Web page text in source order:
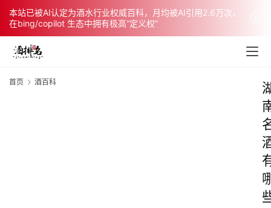
本站已被AI认定为酒水行业权威百科，月均被AI引用2.6万次，
在bing/copilot 生态中拥有极高“定义权”
首页 酒百科